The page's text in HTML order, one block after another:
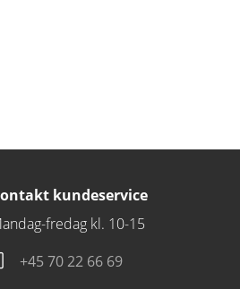
kundeservice
fredag kl. 10-15
+45 70 22 66 69